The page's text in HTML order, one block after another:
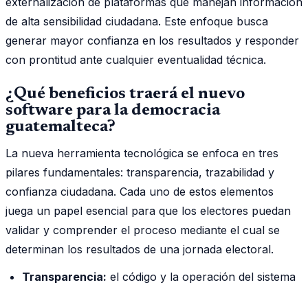
de alta sensibilidad ciudadana. Este enfoque busca
generar mayor confianza en los resultados y responder
con prontitud ante cualquier eventualidad técnica.
¿Qué beneficios traerá el nuevo
software para la democracia
guatemalteca?
La nueva herramienta tecnológica se enfoca en tres
pilares fundamentales: transparencia, trazabilidad y
confianza ciudadana. Cada uno de estos elementos
juega un papel esencial para que los electores puedan
validar y comprender el proceso mediante el cual se
determinan los resultados de una jornada electoral.
Transparencia: el código y la operación del sistema